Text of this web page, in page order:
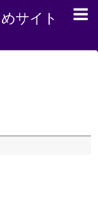
サイト